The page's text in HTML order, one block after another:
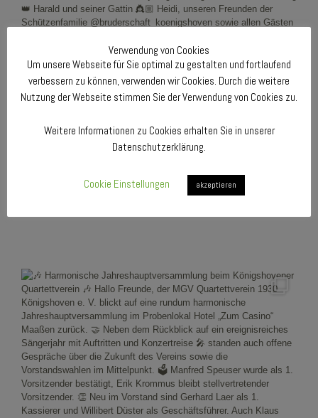
Verwendung von Cookies
Um unsere Webseite für Sie optimal zu gestalten und fortlaufend
verbessern zu können, verwenden wir Cookies. Durch die weitere
Nutzung der Webseite stimmen Sie der Verwendung von Cookies zu.
Weitere Informationen zu Cookies erhalten Sie in unserer
Datenschutzerklärung.
Cookie Einstellungen akzeptieren